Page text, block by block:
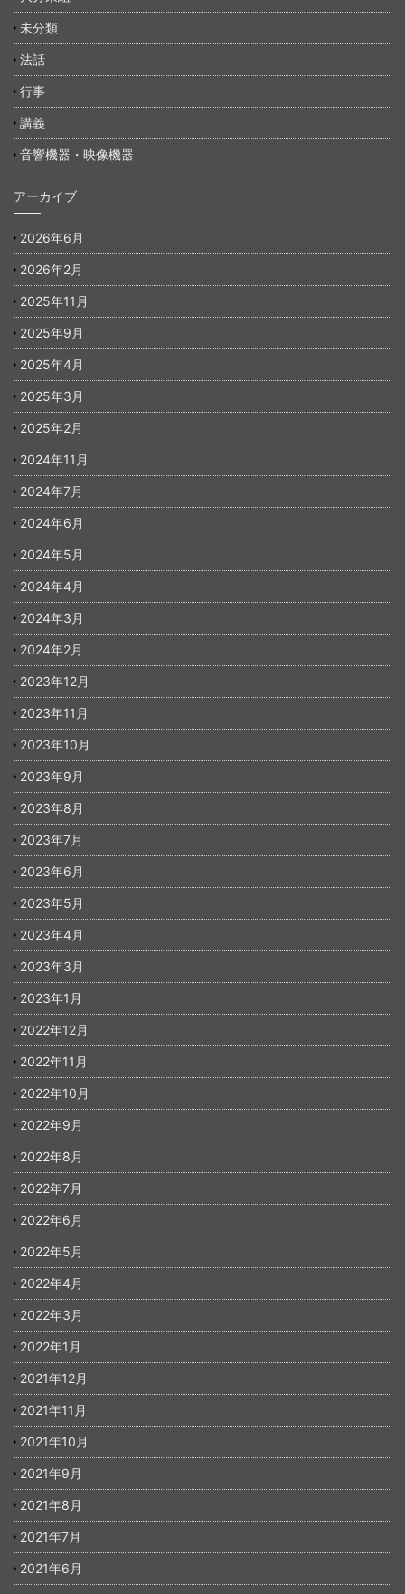
未分類
法話
行事
講義
音響機器・映像機器
アーカイブ
2026年6月
2026年2月
2025年11月
2025年9月
2025年4月
2025年3月
2025年2月
2024年11月
2024年7月
2024年6月
2024年5月
2024年4月
2024年3月
2024年2月
2023年12月
2023年11月
2023年10月
2023年9月
2023年8月
2023年7月
2023年6月
2023年5月
2023年4月
2023年3月
2023年1月
2022年12月
2022年11月
2022年10月
2022年9月
2022年8月
2022年7月
2022年6月
2022年5月
2022年4月
2022年3月
2022年1月
2021年12月
2021年11月
2021年10月
2021年9月
2021年8月
2021年7月
2021年6月